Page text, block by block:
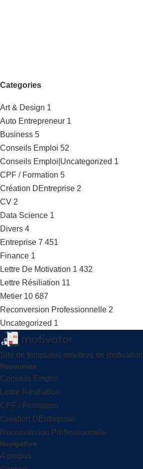
Categories
Art & Design 1
Auto Entrepreneur 1
Business 5
Conseils Emploi 52
Conseils Emploi|Uncategorized 1
CPF / Formation 5
Création DEntreprise 2
CV 2
Data Science 1
Divers 4
Entreprise 7 451
Finance 1
Lettre De Motivation 1 432
Lettre Résiliation 11
Metier 10 687
Reconversion Professionnelle 2
Uncategorized 1
Site de templates delettres de motivation
Resources
Conseils Emploi
Lettre Résiliation
CPF / Formation
Création DEntreprise
Reconversion Professionnelle
Navigation
A propos